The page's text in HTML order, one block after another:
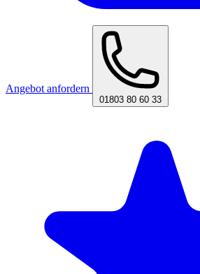
Angebot anfordern
01803 80 60 33